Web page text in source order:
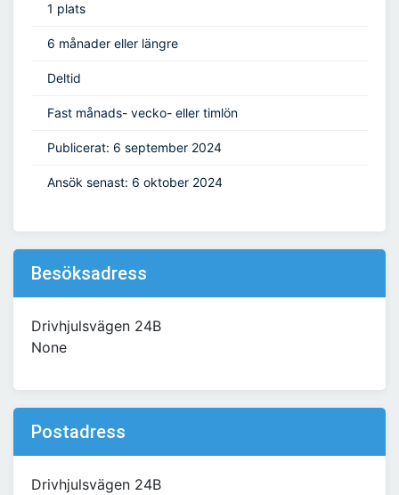
1 plats
6 månader eller längre
Deltid
Fast månads- vecko- eller timlön
Publicerat: 6 september 2024
Ansök senast: 6 oktober 2024
Besöksadress
Drivhjulsvägen 24B
None
Postadress
Drivhjulsvägen 24B